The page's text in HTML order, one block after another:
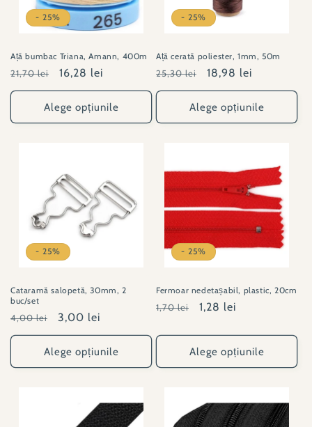
- 25%
Ață bumbac Triana, Amann, 400m
Preț
obișnuit
21,70 lei
Preț
redus
16,28 lei
Alege opțiunile
- 25%
Ață cerată poliester, 1mm, 50m
Preț
obișnuit
25,30 lei
Preț
redus
18,98 lei
Alege opțiunile
- 25%
Cataramă salopetă, 30mm, 2
buc/set
Preț
obișnuit
4,00 lei
Preț
redus
3,00 lei
Alege opțiunile
- 25%
Fermoar nedetașabil, plastic, 20cm
Preț
1,70 lei
Preț
1,28 lei
Alege opțiunile